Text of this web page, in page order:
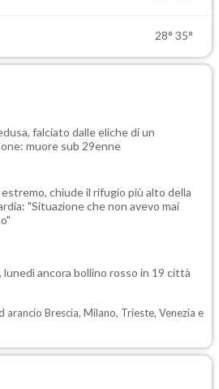
28° 35°
falciato dalle eliche di un
muore sub 29enne
chiude il rifugio più alto della
"Situazione che non avevo mai
lunedì ancora bollino rosso in 19 città
arancio Brescia, Milano, Trieste, Venezia e